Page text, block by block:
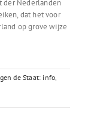
der Nederlanden
dat het voor
op grove wijze
de Staat: info,